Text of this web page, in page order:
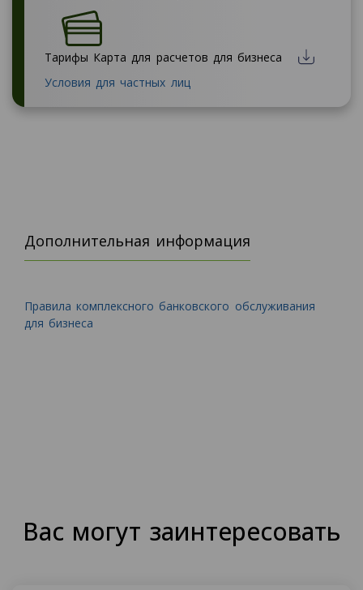
Тарифы Карта для расчетов для бизнеса
Условия для частных лиц
Дополнительная информация
Правила комплексного банковского обслуживания
для бизнеса
Вас могут заинтересовать